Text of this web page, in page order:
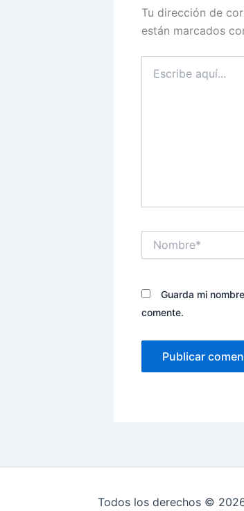
Tu dirección de
están marcados
aquí...
Guarda mi
comente.
Todos los derechos ©